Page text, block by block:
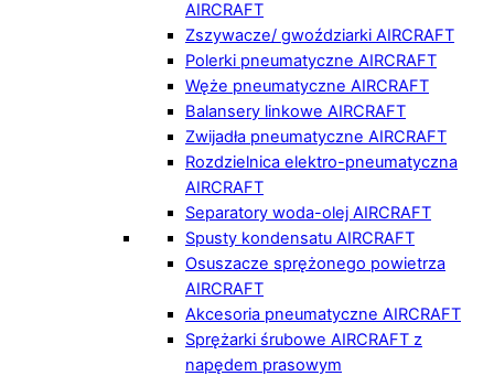
AIRCRAFT
Zszywacze/ gwoździarki AIRCRAFT
Polerki pneumatyczne AIRCRAFT
Węże pneumatyczne AIRCRAFT
Balansery linkowe AIRCRAFT
Zwijadła pneumatyczne AIRCRAFT
Rozdzielnica elektro-pneumatyczna
AIRCRAFT
Separatory woda-olej AIRCRAFT
Spusty kondensatu AIRCRAFT
Osuszacze sprężonego powietrza
AIRCRAFT
Akcesoria pneumatyczne AIRCRAFT
Sprężarki śrubowe AIRCRAFT z
napędem prasowym